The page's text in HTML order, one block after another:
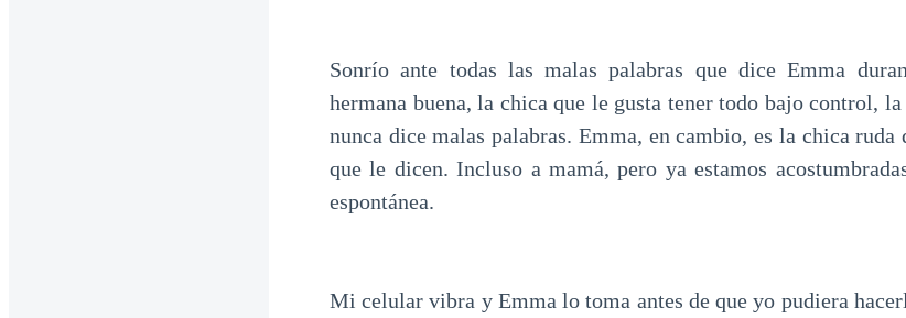
Sonrío ante todas las malas palabras que dice Emma
hermana buena, la chica que le gusta tener todo bajo control,
nunca dice malas palabras. Emma, en cambio, es la chica
que le dicen. Incluso a mamá, pero ya estamos
espontánea.
Mi celular vibra y Emma lo toma antes de que yo pudiera